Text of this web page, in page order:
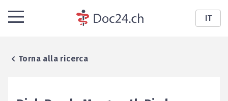
IT
Torna alla ricerca